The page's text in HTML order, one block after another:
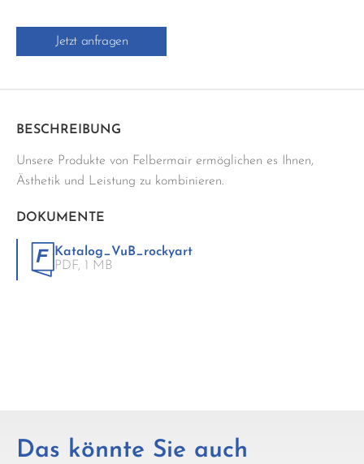
war:
Jetzt anfragen
BESCHREIBUNG
Unsere Produkte von Felbermair ermöglichen es Ihnen,
Ästhetik und Leistung zu kombinieren.
DOKUMENTE
Katalog_VuB_rockyart
PDF, 1 MB
Das könnte Sie auch